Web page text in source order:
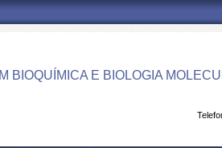
BIOQUÍMICA E BIOLOGIA